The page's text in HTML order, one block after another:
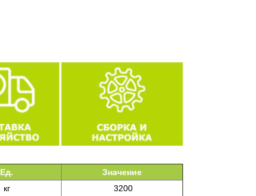
Ед.
Значение
кг 3200